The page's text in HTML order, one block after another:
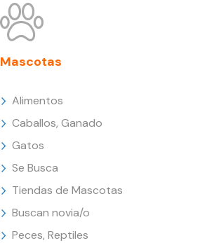
Mascotas
Alimentos
Caballos, Ganado
Gatos
Se Busca
Tiendas de Mascotas
Buscan novia/o
Peces, Reptiles